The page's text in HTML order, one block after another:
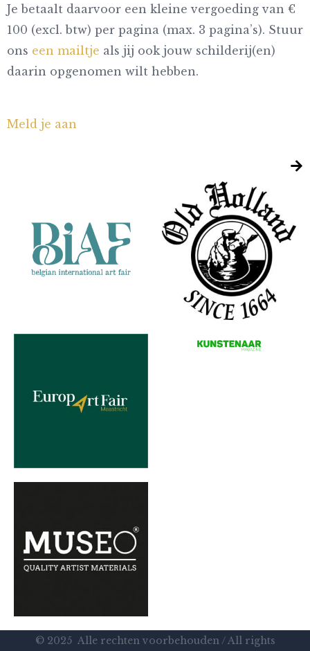
Je betaalt daarvoor een kleine vergoeding van €
100 (excl. btw) per pagina (max. 3 pagina’s). Stuur
ons een mailtje als jij ook jouw schilderij(en)
daarin opgenomen wilt hebben.
Meld je aan
© 2025 Alle rechten voorbehouden / All rights